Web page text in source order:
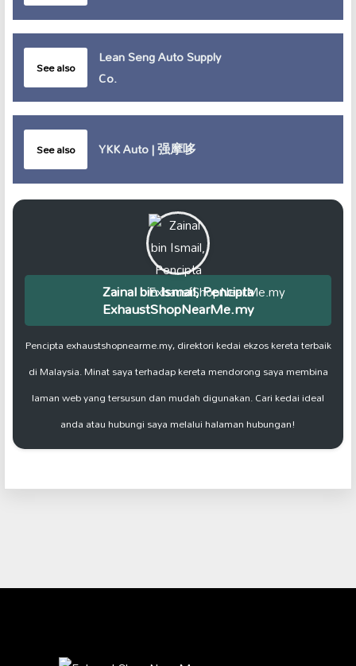
See also
Lean Seng Auto Supply
Co.
See also YKK Auto | 强摩哆
Zainal bin Ismail, Pencipta
ExhaustShopNearMe.my
Pencipta exhaustshopnearme.my, direktori kedai ekzos kereta terbaik
di Malaysia. Minat saya terhadap kereta mendorong saya membina
laman web yang tersusun dan mudah digunakan. Cari kedai ideal
anda atau hubungi saya melalui halaman hubungan!